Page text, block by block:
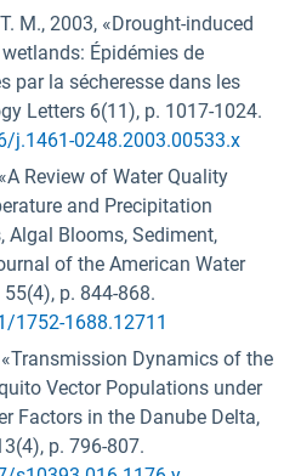
M., 2003, «Drought-induced
Épidémies de
par la sécheresse dans les
Letters 6(11), p. 1017-1024.
j.1461-0248.2003.00533.x
Review of Water Quality
and Precipitation
Algal Blooms, Sediment,
of the American Water
p. 844-868.
1752-1688.12711
«Transmission Dynamics of the
Vector Populations under
Factors in the Danube Delta,
p. 796-807.